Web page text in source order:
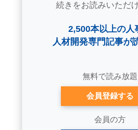
続きをお読みいただけ
2,500本以上の人
人材開発専門記事が
無料で読み放題
会員登録する
会員の方